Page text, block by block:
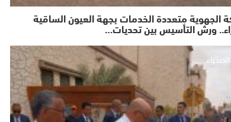
الجهوية متعددة الخدمات بجهة العيون الساقية
ورش التأسيس بين تحديات…